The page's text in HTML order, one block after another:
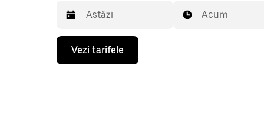
Pentru
deschide
Acum
Vezi tarifele